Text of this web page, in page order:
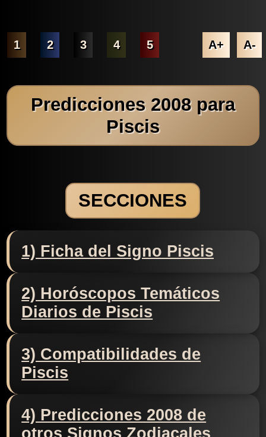
1 2 3 4 5 A+ A-
Predicciones 2008 para
Piscis
SECCIONES
1) Ficha del Signo Piscis
2) Horóscopos Temáticos
Diarios de Piscis
3) Compatibilidades de
Piscis
4) Predicciones 2008 de